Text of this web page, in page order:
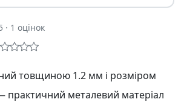
· 1 оцінок
товщиною 1.2 мм і розміром
металевий матеріал